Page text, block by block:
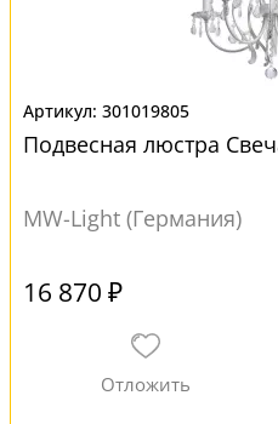
301019805
Подвесная люстра
MW-Light (Германия)
16 870 ₽